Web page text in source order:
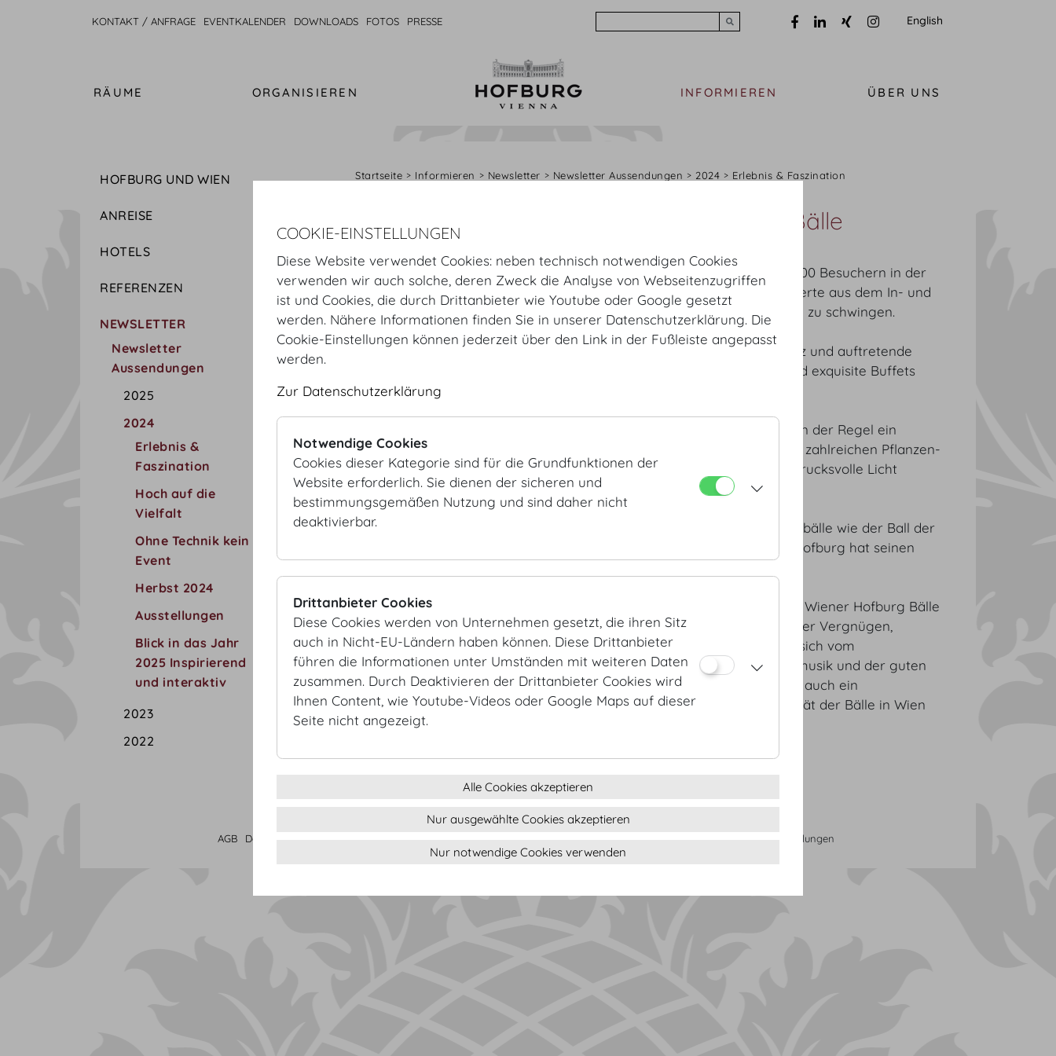
KONTAKT / ANFRAGE EVENTKALENDER DOWNLOADS FOTOS PRESSE English
RÄUME ORGANISIEREN INFORMIEREN ÜBER UNS
HOFBURG UND WIEN
ANREISE
HOTELS
REFERENZEN
NEWSLETTER
Newsletter
Aussendungen
2025
2024
Erlebnis &
Faszination
Hoch auf die
Vielfalt
Ohne Technik kein
Event
Herbst 2024
Ausstellungen
Blick in das Jahr
2025 Inspirierend
und interaktiv
2023
2022
Startseite Informieren Newsletter Newsletter Aussendungen 2024 Erlebnis & Faszination
Erlebnis & Faszination – Wiener Hofburg Bälle
„Alles Walzer“
lautet das Motto bei den 17 Traditionsbällen mit rund 60.00 Besuchern in der
extrem kurzen Ballsaison 2024. Alljährlich treffen einander Tanzbegeisterte aus dem In- und
Ausland, um gemeinsam Wiener Ballkultur zu erleben und das Tanzbein zu schwingen.
Prächtig dekorierte Festsäle, beschwingte Melodien von Walzer bis Jazz und auftretende
Künstler tragen zu einem einzigartigen Ballabend bei. Schicke Bars und exquisite Buffets
verwöhnen ebenfalls kulinarisch.
Das perfekte Zusammenspiel vieler Spezialisten, bleibt den Ballgästen in der Regel ein
Geheimnis. Ob es die Mitarbeiter unseres Cateringpartners
, die zahlreichen Pflanzen-
und Blumendekorateure oder die Technikpartner sind, die alles ins eindrucksvolle Licht
rücken – es wirken alle mit Herzblut und Begeisterung mit.
Ob rauschende Studentenbälle der WU oder TU oder ob edle Traditionsbälle wie der Ball der
Offiziere, Wiener Ärzteball oder Juristen-Ball, jeder Ball in der Wiener Hofburg hat seinen
Die Wiener Balltradition schreibt über 400 Jahre Erfolgsgeschichte. Die Wiener Hofburg Bälle
sind somit Herzstück österreichischer Kultur. Sie sind nicht nur ein Wiener Vergnügen,
sondern immer mehr Gäste aus aller Welt reisen extra nach Wien, um sich vom
atemberaubenden Ambiente der ehemaligen Kaiserresidenz, der Tanzmusik und der guten
Unterhaltung verzaubern zu lassen. Natürlich ist die Hofburg Ballsaison auch ein
wesentlicher Wirtschaftsfaktor für die Stadt und das Land. Die Popularität der Bälle in Wien
ist ungebrochen.
AGB Datenschutz Cookie Einstellungen
COOKIE-EINSTELLUNGEN
Diese Website verwendet Cookies: neben technisch notwendigen Cookies
verwenden wir auch solche, deren Zweck die Analyse von Webseitenzugriffen
ist und Cookies, die durch Drittanbieter wie Youtube oder Google gesetzt
werden. Nähere Informationen finden Sie in unserer Datenschutzerklärung. Die
Cookie-Einstellungen können jederzeit über den Link in der Fußleiste angepasst
werden.
Zur Datenschutzerklärung
Notwendige Cookies
Cookies dieser Kategorie sind für die Grundfunktionen der
Website erforderlich. Sie dienen der sicheren und
bestimmungsgemäßen Nutzung und sind daher nicht
deaktivierbar.
Drittanbieter Cookies
Diese Cookies werden von Unternehmen gesetzt, die ihren Sitz
auch in Nicht-EU-Ländern haben können. Diese Drittanbieter
führen die Informationen unter Umständen mit weiteren Daten
zusammen. Durch Deaktivieren der Drittanbieter Cookies wird
Ihnen Content, wie Youtube-Videos oder Google Maps auf dieser
Seite nicht angezeigt.
Alle Cookies akzeptieren
Nur ausgewählte Cookies akzeptieren
Nur notwendige Cookies verwenden